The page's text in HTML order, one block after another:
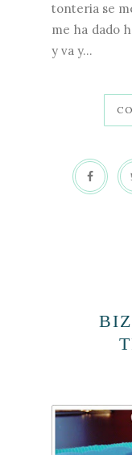
tonteria se
me ha dado
y va y...